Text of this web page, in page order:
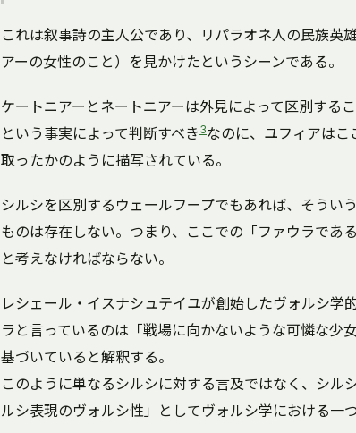
これは叙事詩の主人公であり、リパラオネ人の民族英
アーの女性のこと）を見かけたというシーンである。
ケートニアーとネートニアーは外見によって区別する
という事実によって判断すべき 3なのに、ユフィアはこ
取ったかのように描写されている。
シルシを区別するウェールフープでもあれば、そうい
ものは存在しない。つまり、ここでの「ファウラであ
と考えなければならない。
レシェール・イスナシュテイユが創始したヴォルシ学
ラと言っているのは「戦場に向かないような可憐な少
基づいていると解釈する。
このように単なるシルシに対する言及ではなく、シル
ルシ表現のヴォルシ性」としてヴォルシ学における一